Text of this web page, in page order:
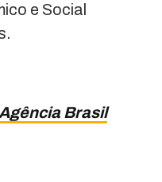
e Social
Brasil